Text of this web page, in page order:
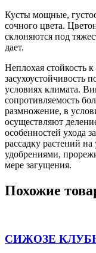
Кусты мощные,
сочного цвета.
склоняются под
дает.
Неплохая стойкость
засухоустойчивость
условиях климата.
сопротивляемость
размножение, в
осуществляют
особенностей ухода
рассадку растений
удобрениями,
мере загущения.
Похожие
СИЖОЗЕ